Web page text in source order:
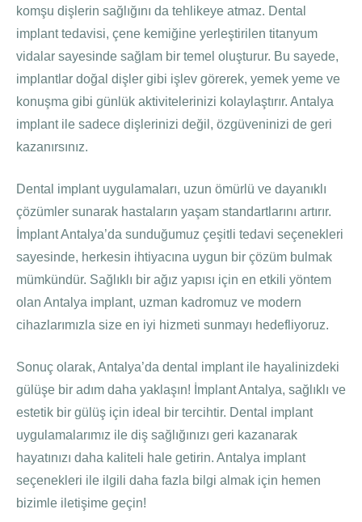
komşu dişlerin sağlığını da tehlikeye atmaz. Dental
implant tedavisi, çene kemiğine yerleştirilen titanyum
vidalar sayesinde sağlam bir temel oluşturur. Bu sayede,
implantlar doğal dişler gibi işlev görerek, yemek yeme ve
konuşma gibi günlük aktivitelerinizi kolaylaştırır. Antalya
implant ile sadece dişlerinizi değil, özgüveninizi de geri
kazanırsınız.
Dental implant uygulamaları, uzun ömürlü ve dayanıklı
çözümler sunarak hastaların yaşam standartlarını artırır.
İmplant Antalya’da sunduğumuz çeşitli tedavi seçenekleri
sayesinde, herkesin ihtiyacına uygun bir çözüm bulmak
mümkündür. Sağlıklı bir ağız yapısı için en etkili yöntem
olan Antalya implant, uzman kadromuz ve modern
cihazlarımızla size en iyi hizmeti sunmayı hedefliyoruz.
Sonuç olarak, Antalya’da dental implant ile hayalinizdeki
gülüşe bir adım daha yaklaşın! İmplant Antalya, sağlıklı ve
estetik bir gülüş için ideal bir tercihtir. Dental implant
uygulamalarımız ile diş sağlığınızı geri kazanarak
hayatınızı daha kaliteli hale getirin. Antalya implant
seçenekleri ile ilgili daha fazla bilgi almak için hemen
bizimle iletişime geçin!